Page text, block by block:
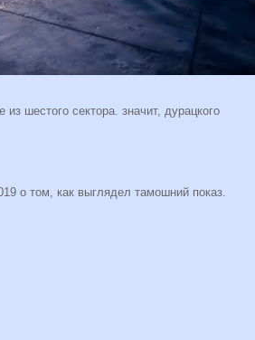
шестого сектора. значит, дурацкого
о том, как выглядел тамошний показ.